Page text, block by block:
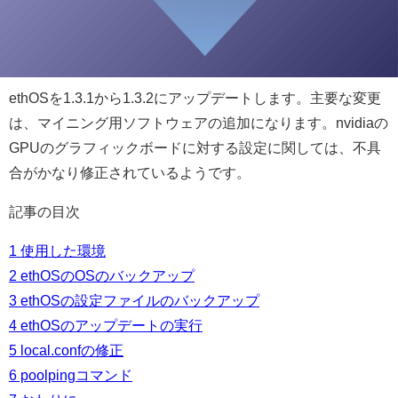
ethOSを1.3.1から1.3.2にアップデートします。主要な変更
は、マイニング用ソフトウェアの追加になります。nvidiaの
GPUのグラフィックボードに対する設定に関しては、不具
合がかなり修正されているようです。
記事の目次
1 使用した環境
2 ethOSのOSのバックアップ
3 ethOSの設定ファイルのバックアップ
4 ethOSのアップデートの実行
5 local.confの修正
6 poolpingコマンド